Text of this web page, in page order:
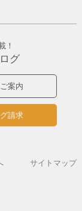
！
グ
案内
請求
サイトマップ